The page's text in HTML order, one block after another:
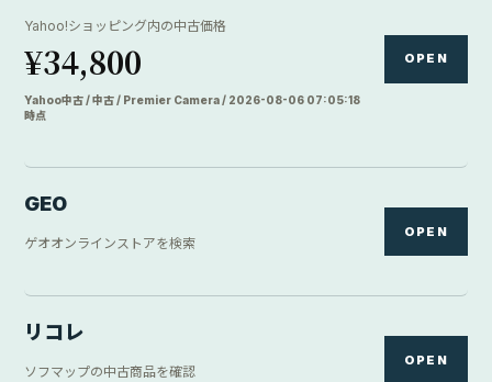
Yahoo!ショッピング内の中古価格
¥34,800
Yahoo中古 / 中古 / Premier Camera / 2026-08-06 07:05:18
時点
OPEN
GEO
ゲオオンラインストアを検索
OPEN
リコレ
ソフマップの中古商品を確認
OPEN